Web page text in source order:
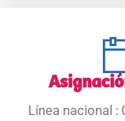
Línea nacional :